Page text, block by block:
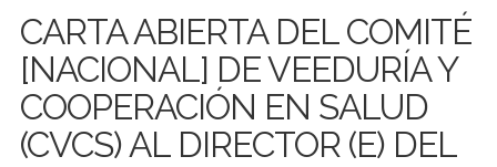
CARTA ABIERTA DEL COMITÉ
[NACIONAL] DE VEEDURÍA Y
COOPERACIÓN EN SALUD
(CVCS) AL DIRECTOR (E) DEL